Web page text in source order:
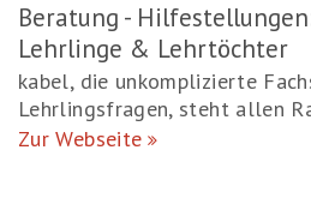
Beratung -
Lehrlinge & Lehrtöchter
kabel, die unkomplizierte
Lehrlingsfragen, steht allen
Zur Webseite